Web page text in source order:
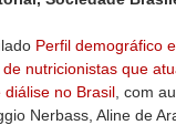
Perfil demográfico e
nutricionistas que
diálise no Brasil , com
Nerbass, Aline de